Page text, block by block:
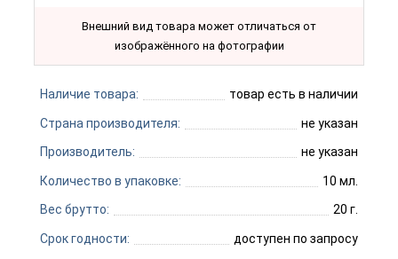
Внешний вид товара может отличаться от
изображённого на фотографии
Наличие товара: товар есть в наличии
Страна производителя: не указан
Производитель: не указан
Количество в упаковке: 10 мл.
Вес брутто: 20 г.
Срок годности: доступен по запросу